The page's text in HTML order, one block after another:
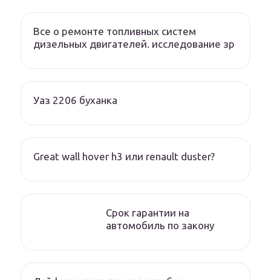
Все о ремонте топливных систем
дизельных двигателей. исследование зр
Уаз 2206 буханка
Great wall hover h3 или renault duster?
Срок гарантии на
автомобиль по закону